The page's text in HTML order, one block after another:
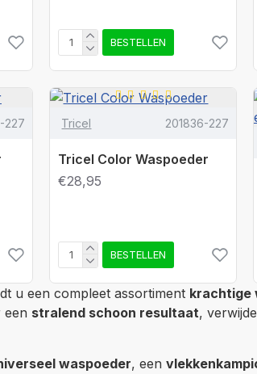
u een compleet assortiment krachtige
een stralend schoon resultaat,
waspoeder, een
BESTELLEN
227 Tricel 201836-227
Tricel Color Waspoeder
€28,95
BESTELLEN